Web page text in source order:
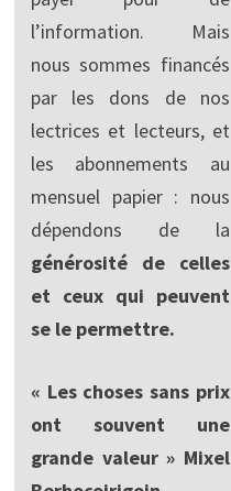
l’information. Mais
nous sommes financés
par les dons de nos
lectrices et lecteurs, et
les abonnements au
mensuel papier : nous
dépendons de la
générosité de celles
et ceux qui peuvent
se le permettre.
« Les choses sans prix
ont souvent une
grande valeur » Mixel